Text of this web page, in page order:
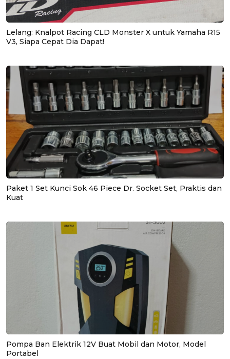
Lelang: Knalpot Racing CLD Monster X untuk Yamaha R15
V3, Siapa Cepat Dia Dapat!
Paket 1 Set Kunci Sok 46 Piece Dr. Socket Set, Praktis dan
Kuat
Pompa Ban Elektrik 12V Buat Mobil dan Motor, Model
Portabel